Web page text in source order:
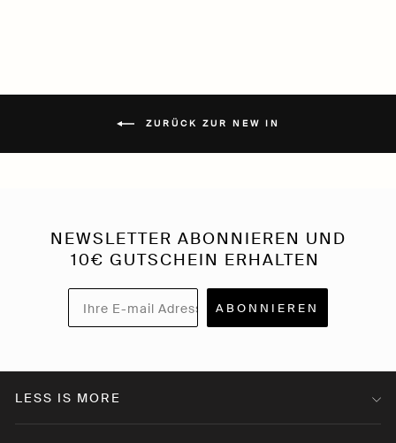
ZURÜCK ZUR NEW IN
NEWSLETTER ABONNIEREN UND
10€ GUTSCHEIN ERHALTEN
ABONNIEREN
LESS IS MORE